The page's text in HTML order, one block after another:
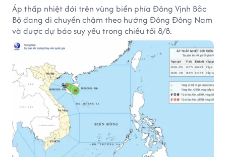
Áp thấp nhiệt đới trên vùng biển phía Đông Vịnh Bắc
Bộ đang di chuyển chậm theo hướng Đông Đông Nam
và được dự báo suy yếu trong chiều tối 8/8.